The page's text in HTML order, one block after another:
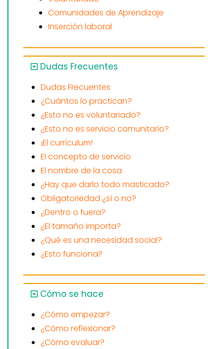
Comunidades de Aprendizaje
Inserción laboral
Dudas Frecuentes
Dudas Frecuentes
¿Cuántos lo practican?
¿Esto no es voluntariado?
¿Esto no es servicio comunitario?
¡El currículum!
El concepto de servicio
El nombre de la cosa
¿Hay que darlo todo masticado?
Obligatoriedad ¿sí o no?
¿Dentro o fuera?
¿El tamaño importa?
¿Qué es una necesidad social?
¿Esto funciona?
Cómo se hace
¿Cómo empezar?
¿Cómo reflexionar?
¿Cómo evaluar?